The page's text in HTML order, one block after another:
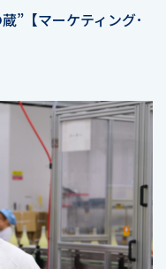
”【マーケティング･